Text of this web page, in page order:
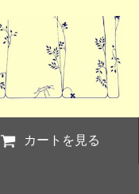
カートを見る